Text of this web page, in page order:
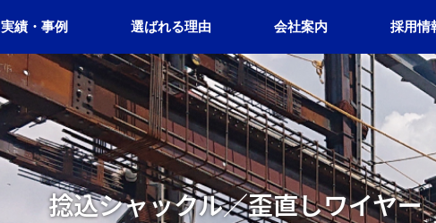
実績・事例 選ばれる理由 会社案内 採用情
捻込シャックル／歪直しワイヤー